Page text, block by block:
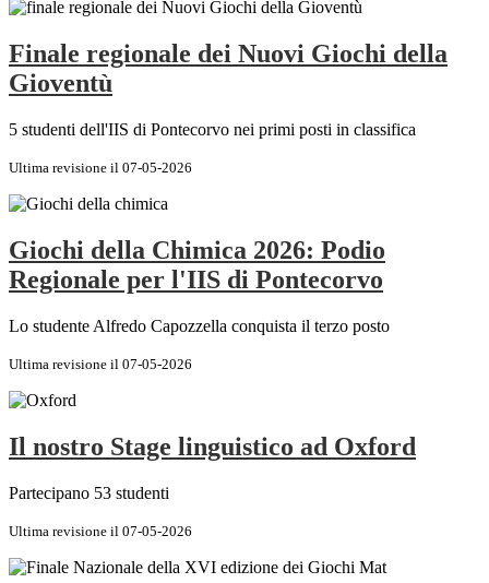
Finale regionale dei Nuovi Giochi della
Gioventù
5 studenti dell'IIS di Pontecorvo nei primi posti in classifica
Ultima revisione il 07-05-2026
Giochi della Chimica 2026: Podio
Regionale per l'IIS di Pontecorvo
Lo studente Alfredo Capozzella conquista il terzo posto
Ultima revisione il 07-05-2026
Il nostro Stage linguistico ad Oxford
Partecipano 53 studenti
Ultima revisione il 07-05-2026